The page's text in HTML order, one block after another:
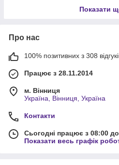
Показати
Про нас
100% позитивних з 308
Працює з 28.11.2014
м. Вінниця
Україна, Вінниця, Україна
Контакти
Сьогодні працює з 08:00
Показати весь графік